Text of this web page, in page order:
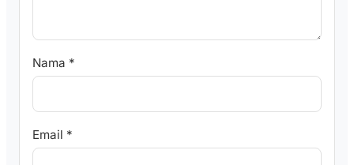
Nama *
Email *